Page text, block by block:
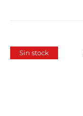
Sin stock